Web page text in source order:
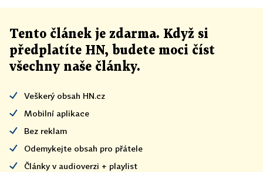
Tento článek je zdarma. Když si
předplatíte HN, budete moci číst
všechny naše články.
Veškerý obsah HN.cz
Mobilní aplikace
Bez reklam
Odemykejte obsah pro přátele
Články v audioverzi + playlist